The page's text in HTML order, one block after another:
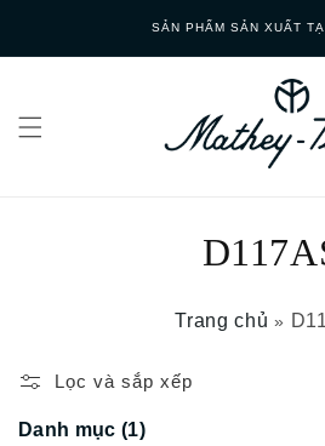
SẢN PHẨM SẢN XUẤT
Trang chủ »
Lọc và sắp xếp
Danh mục (1)